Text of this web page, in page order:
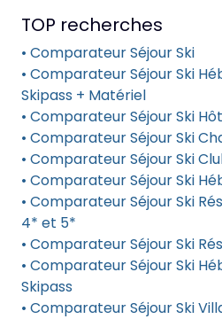
TOP recherches
• Comparateur Séjour Ski
• Comparateur Séjour Ski
Skipass + Matériel
• Comparateur Séjour Ski
• Comparateur Séjour Ski
• Comparateur Séjour Ski
• Comparateur Séjour Ski
• Comparateur Séjour Ski
4* et 5*
• Comparateur Séjour Ski
• Comparateur Séjour Ski
Skipass
• Comparateur Séjour Ski